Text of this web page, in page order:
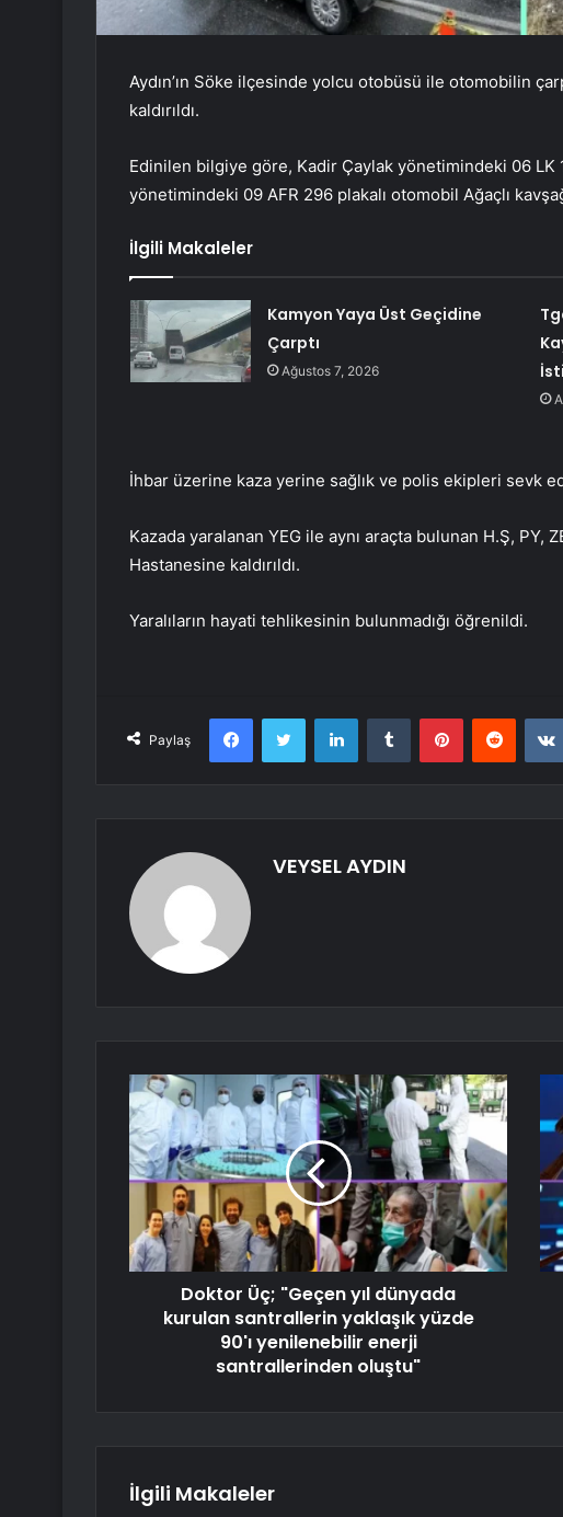
Aydın’ın Söke ilçesinde yolcu otobüsü ile otomobilin
kaldırıldı.
Edinilen bilgiye göre, Kadir Çaylak yönetimindeki 06 LK
yönetimindeki 09 AFR 296 plakalı otomobil Ağaçlı
İlgili Makaleler
Kamyon Yaya Üst Geçidine
Çarptı
Ağustos 7, 2026
İhbar üzerine kaza yerine sağlık ve polis ekipleri sevk
Kazada yaralanan YEG ile aynı araçta bulunan H.Ş, PY,
Hastanesine kaldırıldı.
Yaralıların hayati tehlikesinin bulunmadığı öğrenildi.
Paylaş
FacebookTwitter LinkedInTumblr PinterestReddit
VEYSEL AYDIN
Doktor Üç; "Geçen yıl dünyada
kurulan santrallerin yaklaşık yüzde
90'ı yenilenebilir enerji
santrallerinden oluştu"
İlgili Makaleler